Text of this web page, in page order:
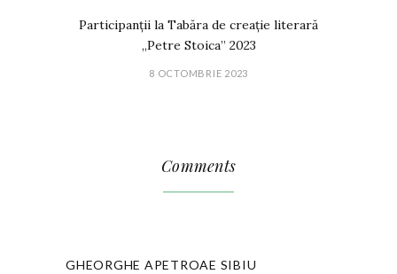
Participanții la Tabăra de creație literară
„Petre Stoica” 2023
8 OCTOMBRIE 2023
Comments
GHEORGHE APETROAE SIBIU